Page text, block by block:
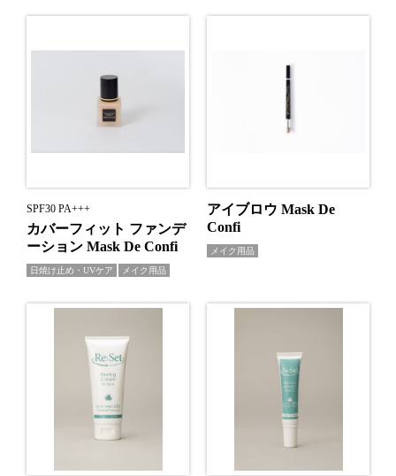
SPF30 PA+++
カバーフィット ファンデ
ーション Mask De Confi
日焼け止め・UVケア メイク用品
アイブロウ Mask De
Confi
メイク用品